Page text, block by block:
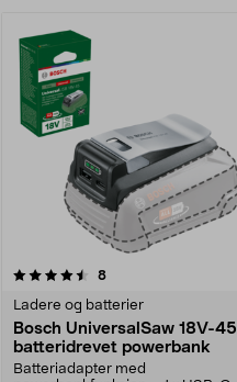
8anmeldelser
Ladere og batterier
Bosch UniversalSaw 18V-45
batteridrevet powerbank
Batteriadapter med
4.5av 5 stjerner